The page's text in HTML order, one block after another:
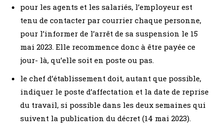
pour les agents et les salariés, l’employeur est
tenu de contacter par courrier chaque personne,
pour l’informer de l’arrêt de sa suspension le 15
mai 2023. Elle recommence donc à être payée ce
jour- là, qu’elle soit en poste ou pas.
le chef d’établissement doit, autant que possible,
indiquer le poste d’affectation et la date de reprise
du travail, si possible dans les deux semaines qui
suivent la publication du décret (14 mai 2023).